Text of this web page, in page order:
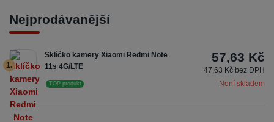
Nejprodávanější
1.
Sklíčko kamery Xiaomi Redmi Note
11s 4G/LTE
Není skladem
TOP produkt
57,63 Kč
47,63 Kč bez DPH